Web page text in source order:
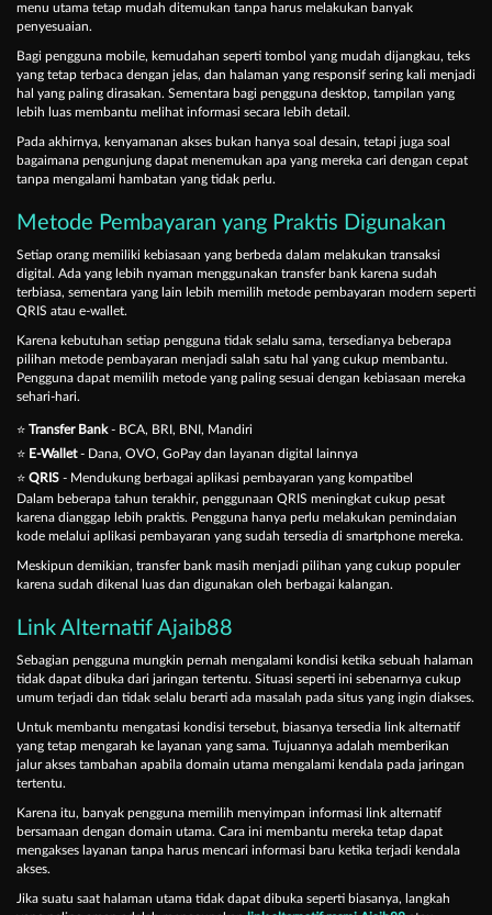
menu utama tetap mudah ditemukan tanpa harus melakukan banyak
penyesuaian.
Bagi pengguna mobile, kemudahan seperti tombol yang mudah dijangkau, teks
yang tetap terbaca dengan jelas, dan halaman yang responsif sering kali menjadi
hal yang paling dirasakan. Sementara bagi pengguna desktop, tampilan yang
lebih luas membantu melihat informasi secara lebih detail.
Pada akhirnya, kenyamanan akses bukan hanya soal desain, tetapi juga soal
bagaimana pengunjung dapat menemukan apa yang mereka cari dengan cepat
tanpa mengalami hambatan yang tidak perlu.
Metode Pembayaran yang Praktis Digunakan
Setiap orang memiliki kebiasaan yang berbeda dalam melakukan transaksi
digital. Ada yang lebih nyaman menggunakan transfer bank karena sudah
terbiasa, sementara yang lain lebih memilih metode pembayaran modern seperti
QRIS atau e-wallet.
Karena kebutuhan setiap pengguna tidak selalu sama, tersedianya beberapa
pilihan metode pembayaran menjadi salah satu hal yang cukup membantu.
Pengguna dapat memilih metode yang paling sesuai dengan kebiasaan mereka
sehari-hari.
⭐ Transfer Bank- BCA, BRI, BNI, Mandiri
⭐ E-Wallet- Dana, OVO, GoPay dan layanan digital lainnya
⭐ QRIS - Mendukung berbagai aplikasi pembayaran yang kompatibel
Dalam beberapa tahun terakhir, penggunaan QRIS meningkat cukup pesat
karena dianggap lebih praktis. Pengguna hanya perlu melakukan pemindaian
kode melalui aplikasi pembayaran yang sudah tersedia di smartphone mereka.
Meskipun demikian, transfer bank masih menjadi pilihan yang cukup populer
karena sudah dikenal luas dan digunakan oleh berbagai kalangan.
Link Alternatif Ajaib88
Sebagian pengguna mungkin pernah mengalami kondisi ketika sebuah halaman
tidak dapat dibuka dari jaringan tertentu. Situasi seperti ini sebenarnya cukup
umum terjadi dan tidak selalu berarti ada masalah pada situs yang ingin diakses.
Untuk membantu mengatasi kondisi tersebut, biasanya tersedia link alternatif
yang tetap mengarah ke layanan yang sama. Tujuannya adalah memberikan
jalur akses tambahan apabila domain utama mengalami kendala pada jaringan
tertentu.
Karena itu, banyak pengguna memilih menyimpan informasi link alternatif
bersamaan dengan domain utama. Cara ini membantu mereka tetap dapat
mengakses layanan tanpa harus mencari informasi baru ketika terjadi kendala
akses.
Jika suatu saat halaman utama tidak dapat dibuka seperti biasanya, langkah